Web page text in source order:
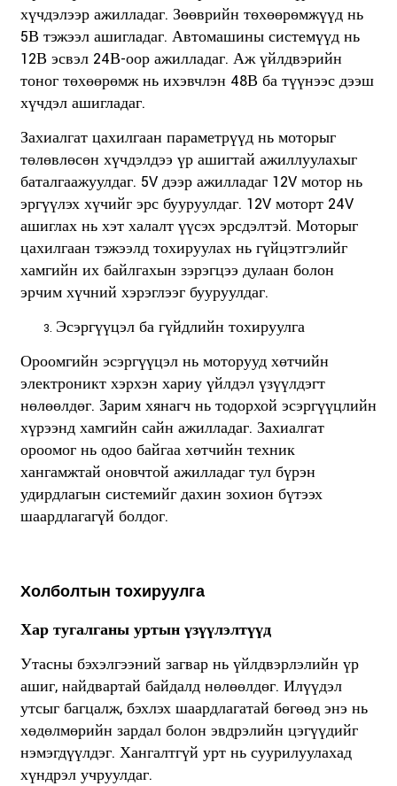
хүчдэлээр ажилладаг. Зөөврийн төхөөрөмжүүд нь
5В тэжээл ашигладаг. Автомашины системүүд нь
12В эсвэл 24В-оор ажилладаг. Аж үйлдвэрийн
тоног төхөөрөмж нь ихэвчлэн 48В ба түүнээс дээш
хүчдэл ашигладаг.
Захиалгат цахилгаан параметрүүд нь моторыг
төлөвлөсөн хүчдэлдээ үр ашигтай ажиллуулахыг
баталгаажуулдаг. 5V дээр ажилладаг 12V мотор нь
эргүүлэх хүчийг эрс бууруулдаг. 12V моторт 24V
ашиглах нь хэт халалт үүсэх эрсдэлтэй. Моторыг
цахилгаан тэжээлд тохируулах нь гүйцэтгэлийг
хамгийн их байлгахын зэрэгцээ дулаан болон
эрчим хүчний хэрэглээг бууруулдаг.
Эсэргүүцэл ба гүйдлийн тохируулга
Ороомгийн эсэргүүцэл нь моторууд хөтчийн
электроникт хэрхэн хариу үйлдэл үзүүлдэгт
нөлөөлдөг. Зарим хянагч нь тодорхой эсэргүүцлийн
хүрээнд хамгийн сайн ажилладаг. Захиалгат
ороомог нь одоо байгаа хөтчийн техник
хангамжтай оновчтой ажилладаг тул бүрэн
удирдлагын системийг дахин зохион бүтээх
шаардлагагүй болдог.
Холболтын тохируулга
Хар тугалганы уртын үзүүлэлтүүд
Утасны бэхэлгээний загвар нь үйлдвэрлэлийн үр
ашиг, найдвартай байдалд нөлөөлдөг. Илүүдэл
утсыг багцалж, бэхлэх шаардлагатай бөгөөд энэ нь
хөдөлмөрийн зардал болон эвдрэлийн цэгүүдийг
нэмэгдүүлдэг. Хангалтгүй урт нь суурилуулахад
хүндрэл учруулдаг.